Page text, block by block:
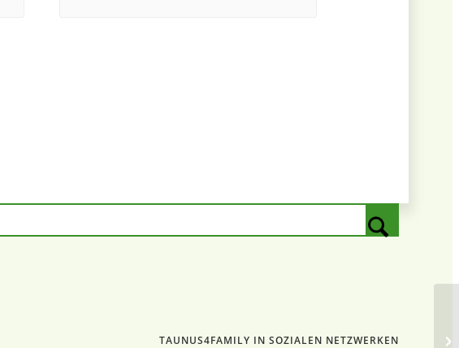
TAUNUS4FAMILY IN SOZIALEN NETZWERKEN